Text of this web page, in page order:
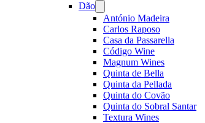
Dão
menu
António Madeira
Carlos Raposo
Casa da Passarella
Código Wine
Magnum Wines
Quinta de Bella
Quinta da Pellada
Quinta do Covão
Quinta do Sobral Santar
Textura Wines